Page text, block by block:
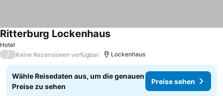
Hotel
Ritterburg Lockenhaus
/ Keine Rezensionen verfügbar Lockenhaus
Wähle Reisedaten aus, um die genauen
Preise zu sehen
Preise sehen